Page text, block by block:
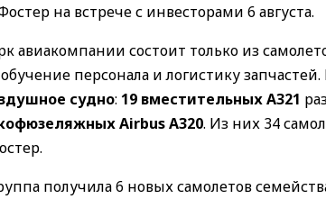
на встрече с инвесторами 6 августа.
авиакомпании состоит только из
персонала и логистику
судно: 19 вместительных A321
Airbus A320. Из них 34
получила 6 новых самолетов